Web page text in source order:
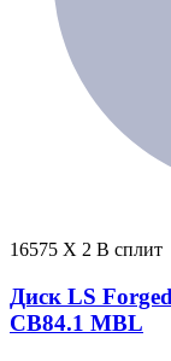
16575 X 2 В сплит
Диск LS
CB84.1 MBL